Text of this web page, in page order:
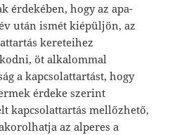
érdekében, hogy az apa-
után ismét kiépüljön, az
kereteihez
öt alkalommal
a kapcsolattartást, hogy
érdeke szerint
kapcsolattartás mellőzhető,
az alperes a